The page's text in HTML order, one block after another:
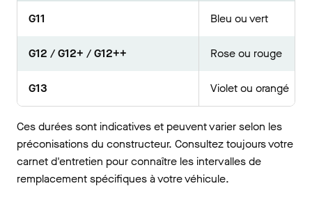
G11 Bleu ou vert
G12 / G12+ / G12++ Rose ou rouge
G13 Violet ou orangé
Ces durées sont indicatives et peuvent varier selon les
préconisations du constructeur. Consultez toujours votre
carnet d'entretien pour connaître les intervalles de
remplacement spécifiques à votre véhicule.